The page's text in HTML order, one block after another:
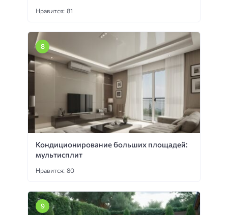
Нравится: 81
Кондиционирование больших площадей:
мультисплит
Нравится: 80